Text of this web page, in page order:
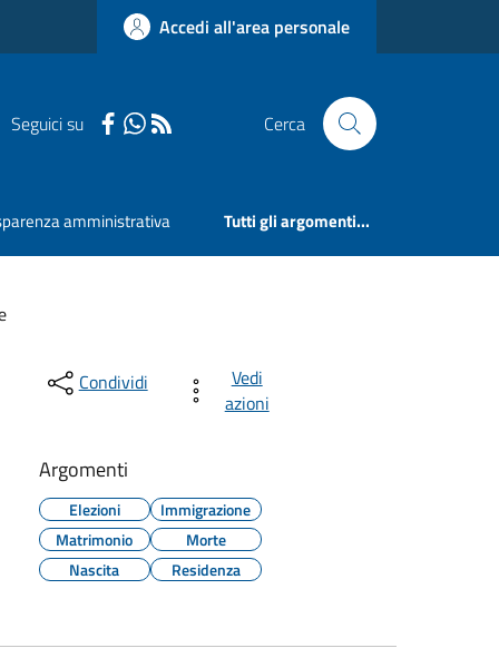
Accedi all'area personale
Seguici su Cerca
amministrativa Tutti gli argomenti...
Condividi
Vedi
azioni
Argomenti
Elezioni
Immigrazione
Matrimonio
Morte
Nascita
Residenza